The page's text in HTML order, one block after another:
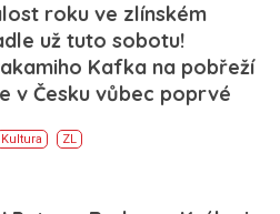
roku ve zlínském
už tuto sobotu!
Kafka na pobřeží
v Česku vůbec poprvé
Kultura ZL